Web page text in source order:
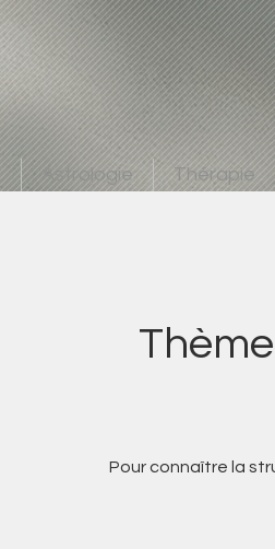
Astrologie Thérapie
Pour connaître la